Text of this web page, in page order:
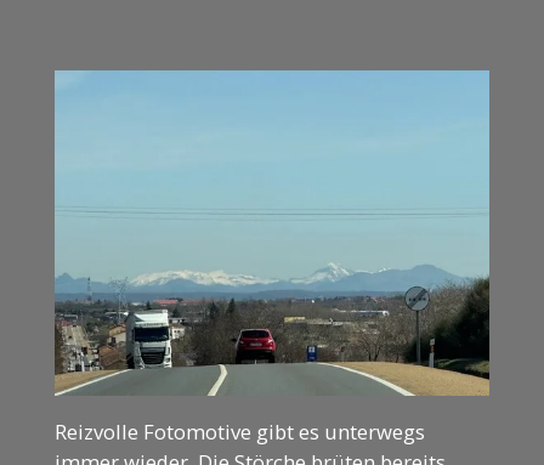
Reizvolle Fotomotive gibt es unterwegs